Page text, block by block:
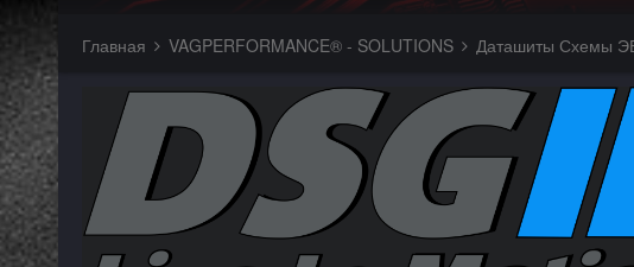
Главная VAGPERFORMANCE® - SOLUTIONS